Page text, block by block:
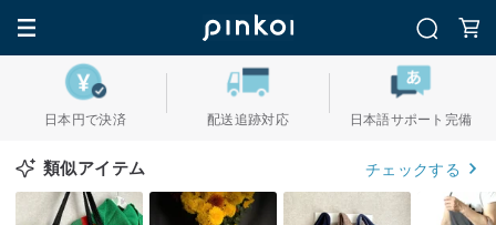
日本円で決済 配送追跡対応 日本語サポート完備
類似アイテム チェックする